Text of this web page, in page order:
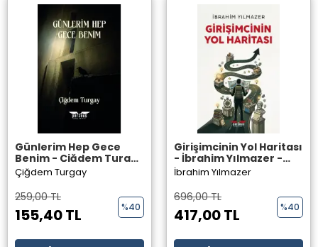
Günlerim Hep Gece
Benim - Çiğdem Turgay
- Perseus Yayınevi
Çiğdem Turgay
259,00 TL
155,40 TL %40
Girişimcinin Yol Haritası
- İbrahim Yılmazer -
Perseus Yayınevi
İbrahim Yılmazer
696,00 TL
417,00 TL %40